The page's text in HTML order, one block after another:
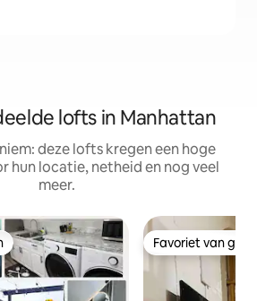
lofts in Manhattan
deze lofts kregen een hoge
hun locatie, netheid en nog veel
meer.
Favoriet van
Favoriet van